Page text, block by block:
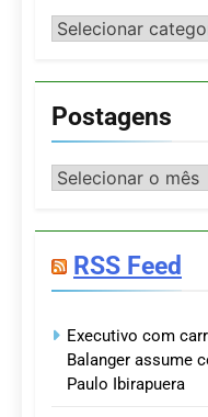
Categorias
Postagens
Postagens
RSS Feed
Executivo com
Balanger assume
Paulo Ibirapuera